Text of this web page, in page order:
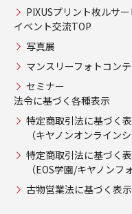
PIXUSプリント枚ルサー
イベント交流TOP
写真展
マンスリーフォトコン
セミナー
法令に基づく各種表示
特定商取引法に基づく
（キヤノンオンラインシ
特定商取引法に基づく
（EOS学園/キヤノンフ
古物営業法に基づく表示